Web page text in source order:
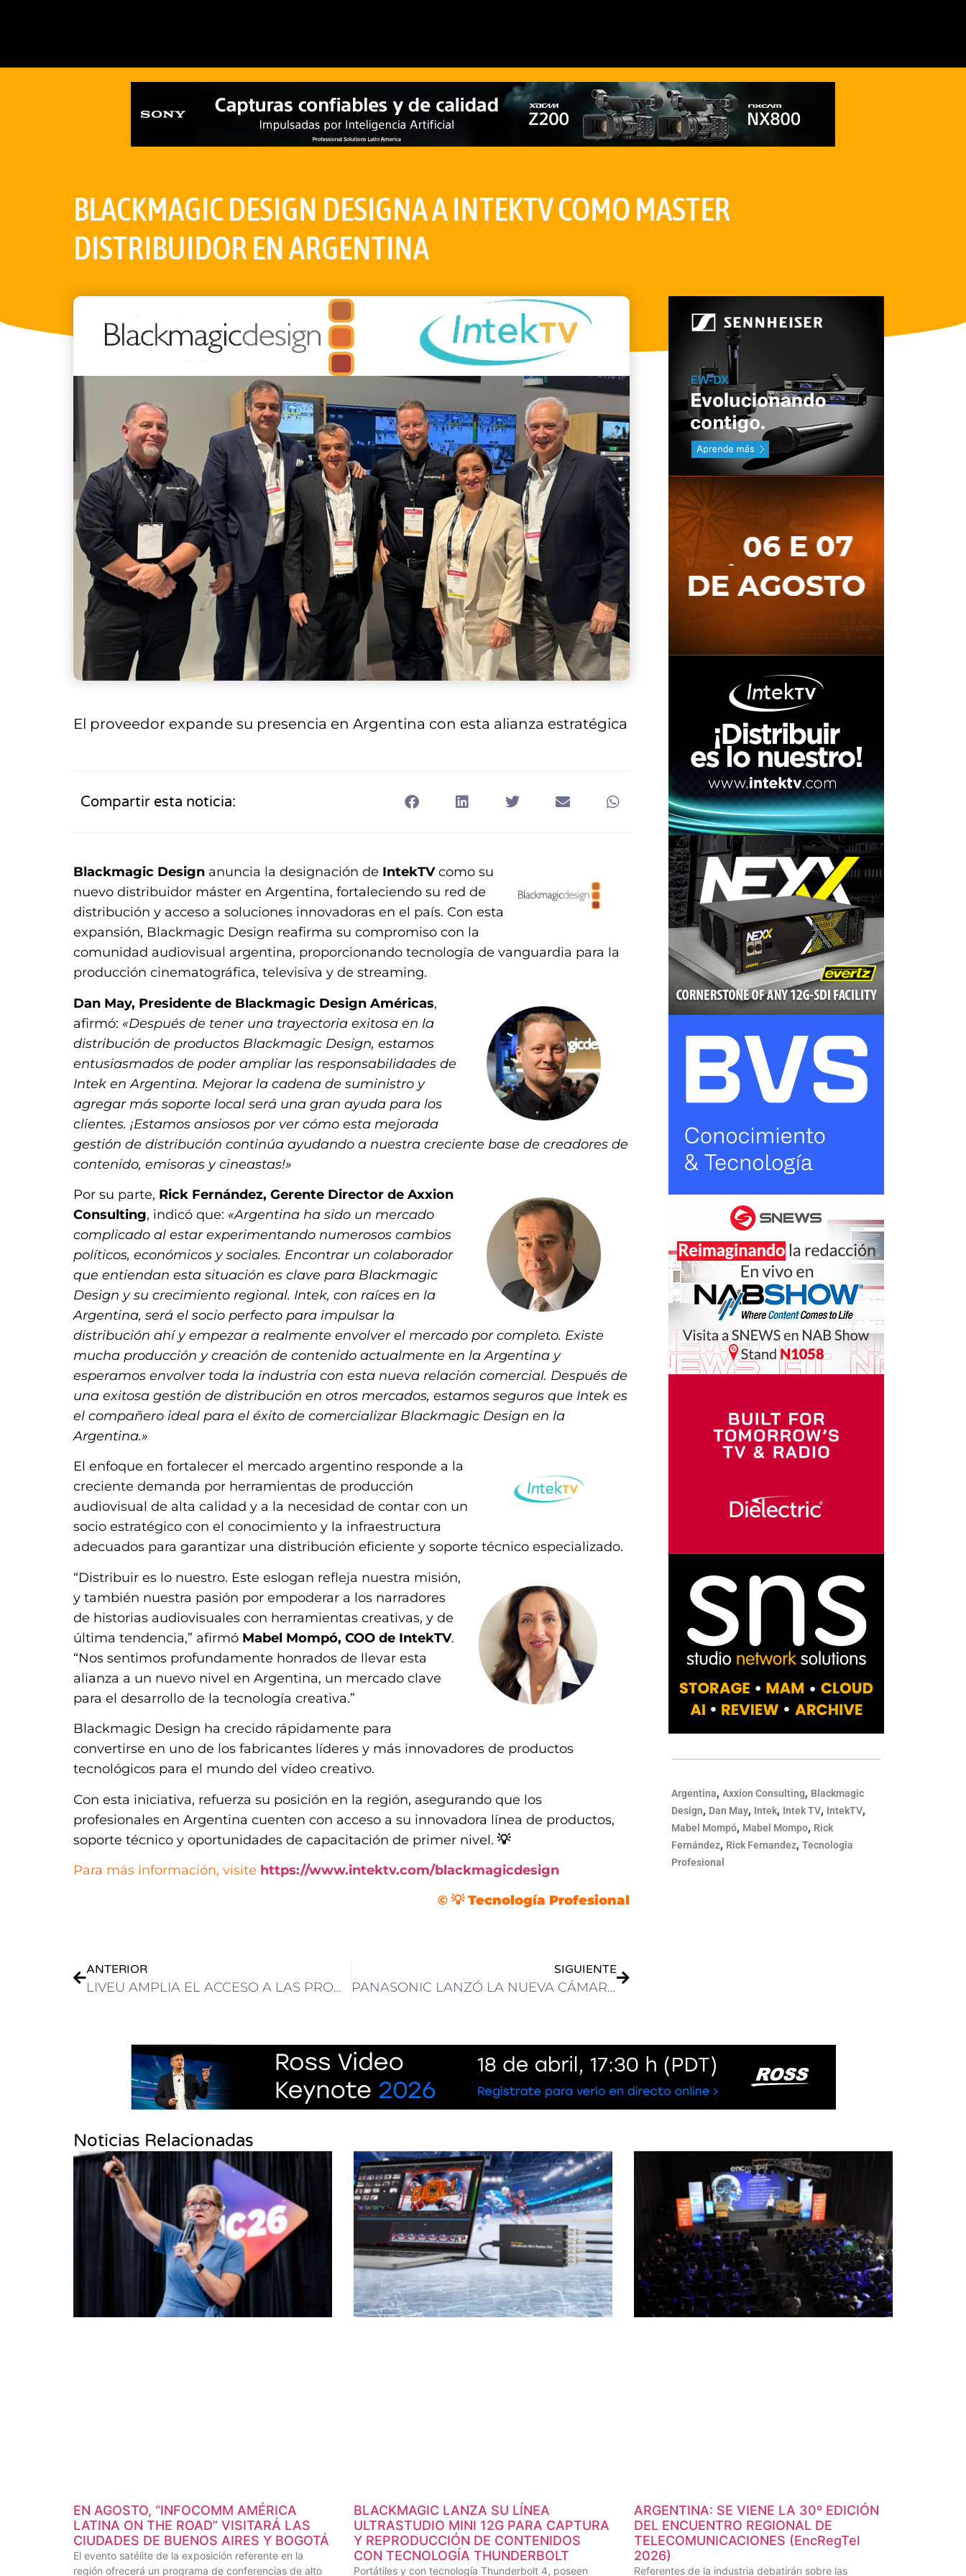
BLACKMAGIC DESIGN DESIGNA A INTEKTV COMO MASTER
DISTRIBUIDOR EN ARGENTINA
El proveedor expande su presencia en Argentina con esta alianza estratégica
Compartir esta noticia:
Blackmagic Design anuncia la designación de IntekTVcomo su
nuevo distribuidor máster en Argentina, fortaleciendo su red de
distribución y acceso a soluciones innovadoras en el país. Con esta
expansión, Blackmagic Design reafirma su compromiso con la
comunidad audiovisual argentina, proporcionando tecnología de vanguardia para la
producción cinematográfica, televisiva y de streaming.
Dan May, Presidente de Blackmagic Design Américas,
afirmó: «Después de tener una trayectoria exitosa en la
distribución de productos Blackmagic Design, estamos
entusiasmados de poder ampliar las responsabilidades de
Intek en Argentina. Mejorar la cadena de suministro y
agregar más soporte local será una gran ayuda para los
clientes. ¡Estamos ansiosos por ver cómo esta mejorada
gestión de distribución continúa ayudando a nuestra creciente base de creadores de
contenido, emisoras y cineastas!»
Por su parte, Rick Fernández, Gerente Director de Axxion
Consulting, indicó que: «Argentina ha sido un mercado
complicado al estar experimentando numerosos cambios
políticos, económicos y sociales. Encontrar un colaborador
que entiendan esta situación es clave para Blackmagic
Design y su crecimiento regional. Intek, con raíces en la
Argentina, será el socio perfecto para impulsar la
distribución ahí y empezar a realmente envolver el mercado por completo. Existe
mucha producción y creación de contenido actualmente en la Argentina y
esperamos envolver toda la industria con esta nueva relación comercial. Después de
una exitosa gestión de distribución en otros mercados, estamos seguros que Intek es
el compañero ideal para el éxito de comercializar Blackmagic Design en la
Argentina.»
El enfoque en fortalecer el mercado argentino responde a la
creciente demanda por herramientas de producción
audiovisual de alta calidad y a la necesidad de contar con un
socio estratégico con el conocimiento y la infraestructura
adecuados para garantizar una distribución eficiente y soporte técnico especializado.
“Distribuir es lo nuestro. Este eslogan refleja nuestra misión,
y también nuestra pasión por empoderar a los narradores
de historias audiovisuales con herramientas creativas, y de
última tendencia,” afirmó Mabel Mompó, COO de IntekTV.
“Nos sentimos profundamente honrados de llevar esta
alianza a un nuevo nivel en Argentina, un mercado clave
para el desarrollo de la tecnología creativa.”
Blackmagic Design ha crecido rápidamente para
convertirse en uno de los fabricantes líderes y más innovadores de productos
tecnológicos para el mundo del vídeo creativo.
Con esta iniciativa, refuerza su posición en la región, asegurando que los
profesionales en Argentina cuenten con acceso a su innovadora línea de productos,
soporte técnico y oportunidades de capacitación de primer nivel. 💡
Para más información, visite https://www.intektv.com/blackmagicdesign
© 💡 Tecnología Profesional
ANTERIOR
LIVEU AMPLIA EL ACCESO A LAS PRODUCCIONES DE VIDEOIP EN DIRECTO DE RNE
SIGUIENTE
PANASONIC LANZÓ LA NUEVA CÁMARA LUMIX S1RII Y YA ESTÁ DISPONIBLE EN AMÉRICA LATINA
Argentina,Axxion Consulting, Blackmagic
Design, Dan May, Intek, Intek TV, IntekTV,
Mabel Mompó, Mabel Mompo, Rick
Fernández, Rick Fernandez,Tecnologia
Profesional
Noticias Relacionadas
EN AGOSTO, “INFOCOMM AMÉRICA
LATINA ON THE ROAD” VISITARÁ LAS
CIUDADES DE BUENOS AIRES Y BOGOTÁ
El evento satélite de la exposición referente en la
región ofrecerá un programa de conferencias de alto
BLACKMAGIC LANZA SU LÍNEA
ULTRASTUDIO MINI 12G PARA CAPTURA
Y REPRODUCCIÓN DE CONTENIDOS
CON TECNOLOGÍA THUNDERBOLT
Portátiles y con tecnología Thunderbolt 4, poseen
ARGENTINA: SE VIENE LA 30º EDICIÓN
DEL ENCUENTRO REGIONAL DE
TELECOMUNICACIONES (EncRegTel
2026)
Referentes de la industria debatirán sobre las